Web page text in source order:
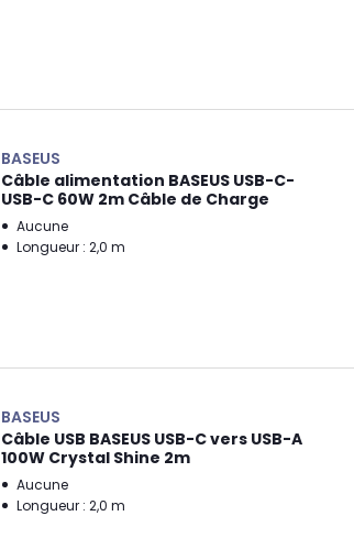
BASEUS
Câble alimentation BASEUS USB-C-
USB-C 60W 2m Câble de Charge
Aucune
Longueur : 2,0 m
BASEUS
Câble USB BASEUS USB-C vers USB-A
100W Crystal Shine 2m
Aucune
Longueur : 2,0 m